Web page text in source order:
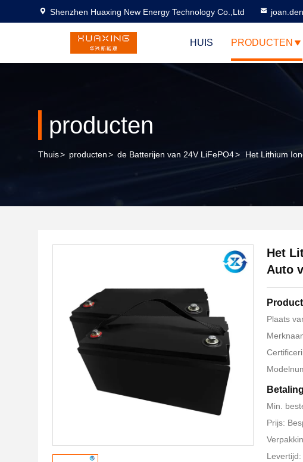
Shenzhen Huaxing New Energy Technology Co.,Ltd
HUIS PRODUCTEN
producten
Thuis> producten> de Batterijen van 24V LiFePO4> Het Lithium
Het
Auto
Plaats
Min.
Prijs: